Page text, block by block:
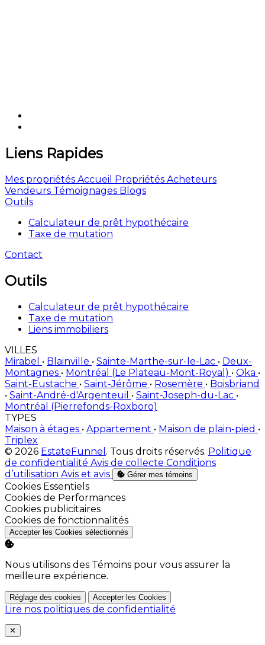
Liens Rapides
Mes propriétés Accueil Propriétés Acheteurs
Vendeurs Témoignages Blogs
Outils
Calculateur de prêt hypothécaire
Taxe de mutation
Contact
Outils
Calculateur de prêt hypothécaire
Taxe de mutation
Liens immobiliers
VILLES
Mirabel • Blainville • Sainte-Marthe-sur-le-Lac • Deux-
Montagnes • Montréal (Le Plateau-Mont-Royal) • Oka •
Saint-Eustache • Saint-Jérôme • Rosemère • Boisbriand
• Saint-André-d'Argenteuil • Saint-Joseph-du-Lac •
Montréal (Pierrefonds-Roxboro)
TYPES
Maison à étages • Appartement • Maison de plain-pied •
Triplex
© 2026 EstateFunnel . Tous droits réservés. Politique
de confidentialité Avis de collecte Conditions
d’utilisation Avis et avis Gérer mes témoins
Activer
Cookies Essentiels
Activer
Cookies de Performances
Activer
Cookies publicitaires
Activer
Cookies de fonctionnalités
Accepter les Cookies sélectionnés
Nous utilisons des Témoins pour vous assurer la
meilleure expérience.
Réglage des cookies Accepter les Cookies
Lire nos politiques de confidentialité
Close
✕